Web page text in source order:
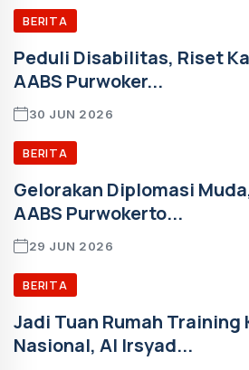
BERITA
Peduli Disabilitas, Riset
AABS Purwoker...
30 JUN 2026
BERITA
Gelorakan Diplomasi
AABS Purwokerto...
29 JUN 2026
BERITA
Jadi Tuan Rumah Training
Nasional, Al Irsyad...